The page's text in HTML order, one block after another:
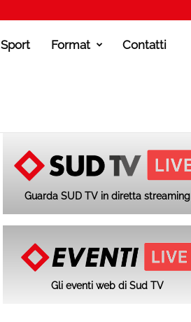
Sport Format Contatti
Guarda SUD TV in diretta streaming
Gli eventi web di Sud TV